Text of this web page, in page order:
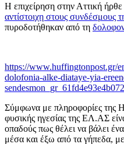
Η επιχείρηση στην Αττική
αντίστοιχη στους συνδέσμους
πυροδοτήθηκαν από τη
https://www.huffingtonpost.gr/
dolofonia-alke-diataye-yia-
Σύμφωνα με πληροφορίες της
φυσικής ηγεσίας της ΕΛ.ΑΣ
οπαδούς πως θέλει να βάλει
μέσα και έξω από τα γήπεδα,